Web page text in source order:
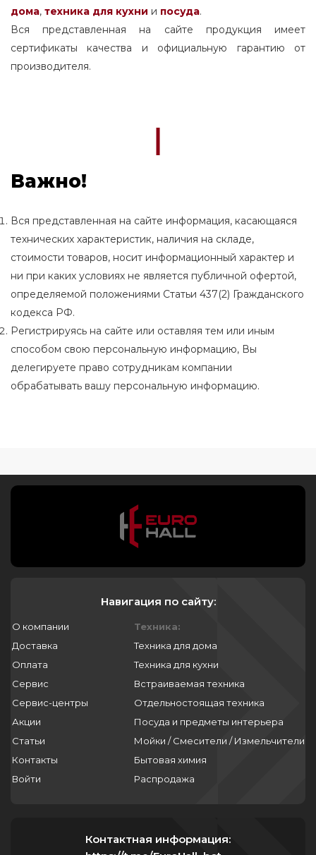
дома, техника для кухни и посуда.
Вся представленная на сайте продукция имеет
сертификаты качества и официальную гарантию от
производителя.
Важно!
Вся представленная на сайте информация, касающаяся
технических характеристик, наличия на складе,
стоимости товаров, носит информационный характер и
ни при каких условиях не является публичной офертой,
определяемой положениями Статьи 437(2) Гражданского
кодекса РФ.
Регистрируясь на сайте или оставляя тем или иным
способом свою персональную информацию, Вы
делегируете право сотрудникам компании
обрабатывать вашу персональную информацию.
Навигация по сайту:
О компании
Доставка
Оплата
Сервис
Сервис-центры
Акции
Статьи
Контакты
Войти
Техника:
Техника для дома
Техника для кухни
Встраиваемая техника
Отдельностоящая техника
Посуда и предметы интерьера
Мойки / Смесители / Измельчители
Бытовая химия
Распродажа
Контактная информация: